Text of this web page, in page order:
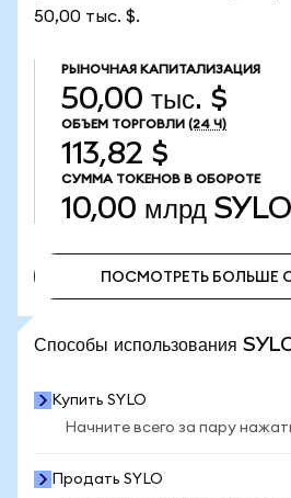
50,00 тыс. $.
РЫНОЧНАЯ КАПИТАЛИЗАЦИЯ
50,00 тыс. $
ОБЪЕМ ТОРГОВЛИ (24 Ч)
113,82 $
СУММА ТОКЕНОВ В ОБОРОТЕ
10,00 млрд SYLO
ПОСМОТРЕТЬ БОЛЬШЕ
Способы использования
Купить SYLO
Начните всего за пару
Продать SYLO